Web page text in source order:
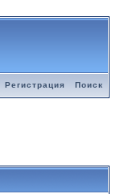
Регистрация Поиск